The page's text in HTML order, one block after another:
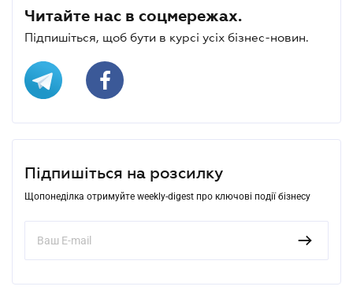
Читайте нас в соцмережах.
Підпишіться, щоб бути в курсі усіх бізнес-новин.
Підпишіться на розсилку
Щопонеділка отримуйте weekly-digest про ключові події бізнесу